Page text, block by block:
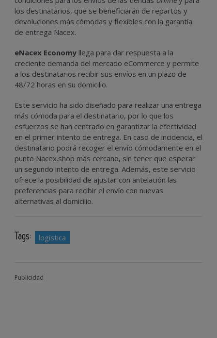
los destinatarios, que se beneficiarán de repartos y
devoluciones más cómodas y flexibles con la garantía
de entrega Nacex.
eNacex Economy llega para dar respuesta a la
creciente demanda del mercado eCommerce y permite
a los destinatarios recibir sus envíos en un plazo de
48/72 horas en su domicilio.
Este servicio ha sido diseñado para realizar una entrega
más cómoda para el destinatario, por lo que los
esfuerzos se han centrado en garantizar la efectividad
en el primer intento de entrega. En caso de incidencia, el
destinatario podrá recoger el envío cómodamente en el
punto Nacex.shop más cercano, sin tener que esperar
un segundo intento de entrega. Además, este servicio
ofrece la posibilidad de ajustar con antelación las
preferencias para recibir el envío con nuevas
alternativas al domicilio.
Tags: logística
Publicidad